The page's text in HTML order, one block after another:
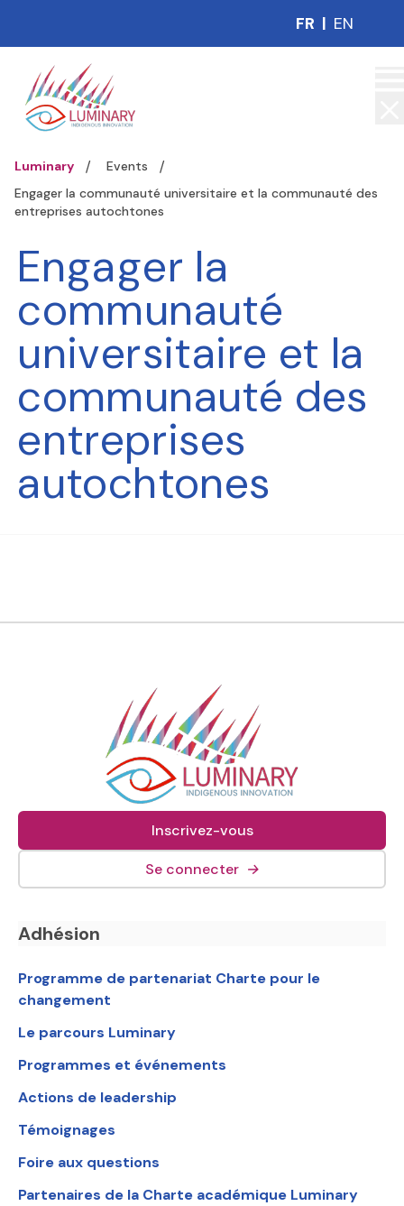
FR | EN
Luminary
Events
Engager la communauté universitaire et la communauté des
entreprises autochtones
Engager la
communauté
universitaire et la
communauté des
entreprises
autochtones
Inscrivez-vous
Se connecter(lien externe,
→
Adhésion
Programme de partenariat Charte pour le
changement
Le parcours Luminary
Programmes et événements
Actions de leadership
Témoignages
Foire aux questions
Partenaires de la Charte académique Luminary